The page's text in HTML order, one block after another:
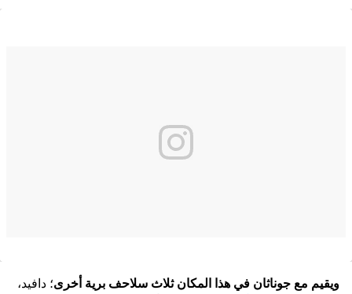
ويقيم مع جوناثان في هذا المكان ثلاث سلاحف برية أخرى؛ دافيد،